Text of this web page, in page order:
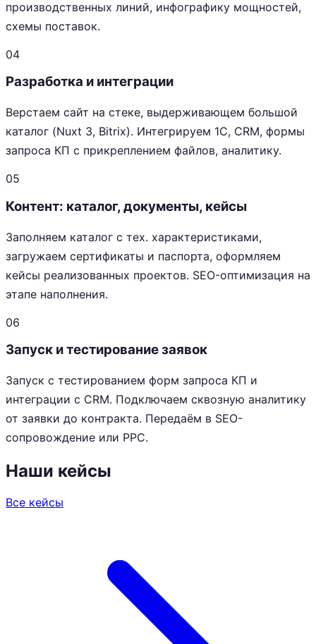
производственных линий, инфографику мощностей,
схемы поставок.
04
Разработка и интеграции
Верстаем сайт на стеке, выдерживающем большой
каталог (Nuxt 3, Bitrix). Интегрируем 1С, CRM, формы
запроса КП с прикреплением файлов, аналитику.
05
Контент: каталог, документы, кейсы
Заполняем каталог с тех. характеристиками,
загружаем сертификаты и паспорта, оформляем
кейсы реализованных проектов. SEO-оптимизация на
этапе наполнения.
06
Запуск и тестирование заявок
Запуск с тестированием форм запроса КП и
интеграции с CRM. Подключаем сквозную аналитику
от заявки до контракта. Передаём в SEO-
сопровождение или PPC.
Наши кейсы
Все кейсы